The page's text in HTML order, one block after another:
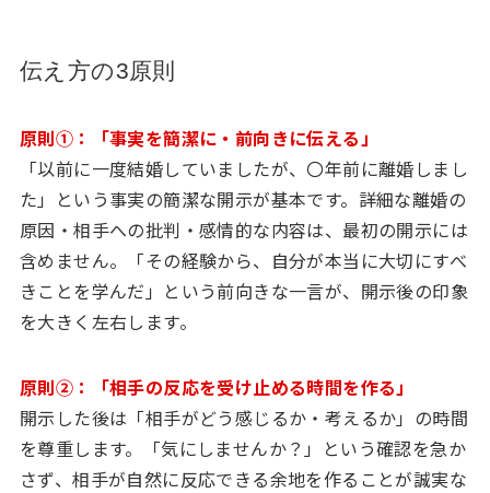
伝え方の3原則
原則①：「事実を簡潔に・前向きに伝える」
「以前に一度結婚していましたが、〇年前に離婚しまし
た」という事実の簡潔な開示が基本です。詳細な離婚の
原因・相手への批判・感情的な内容は、最初の開示には
含めません。「その経験から、自分が本当に大切にすべ
きことを学んだ」という前向きな一言が、開示後の印象
を大きく左右します。
原則②：「相手の反応を受け止める時間を作る」
開示した後は「相手がどう感じるか・考えるか」の時間
を尊重します。「気にしませんか？」という確認を急か
さず、相手が自然に反応できる余地を作ることが誠実な